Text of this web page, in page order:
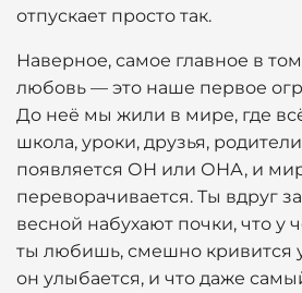
отпускает просто так.
Наверное, самое главное в
любовь — это наше первое
До неё мы жили в мире, где
школа, уроки, друзья,
появляется ОН или ОНА, и
переворачивается. Ты вдруг
весной набухают почки, что у
ты любишь, смешно кривится
он улыбается, и что даже